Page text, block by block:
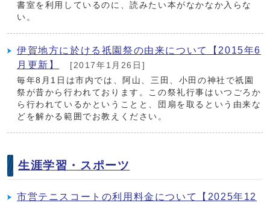
書室を利用しているのに、読みたい本がなかなか入らな
い。
伊賀地方に於ける祇園祭の由来について【2015年6
月更新】
[2017年1月26日]
毎年8月1日は市内では、阿山、三田、小田の神社で祇園
祭が昔から行われております。この祭礼行事はいつごろか
ら行われているかということと、団扇を取るという由来な
どを解かる範囲でお教えください。
生涯学習・スポーツ
市営テニスコートの利用料金について【2025年12